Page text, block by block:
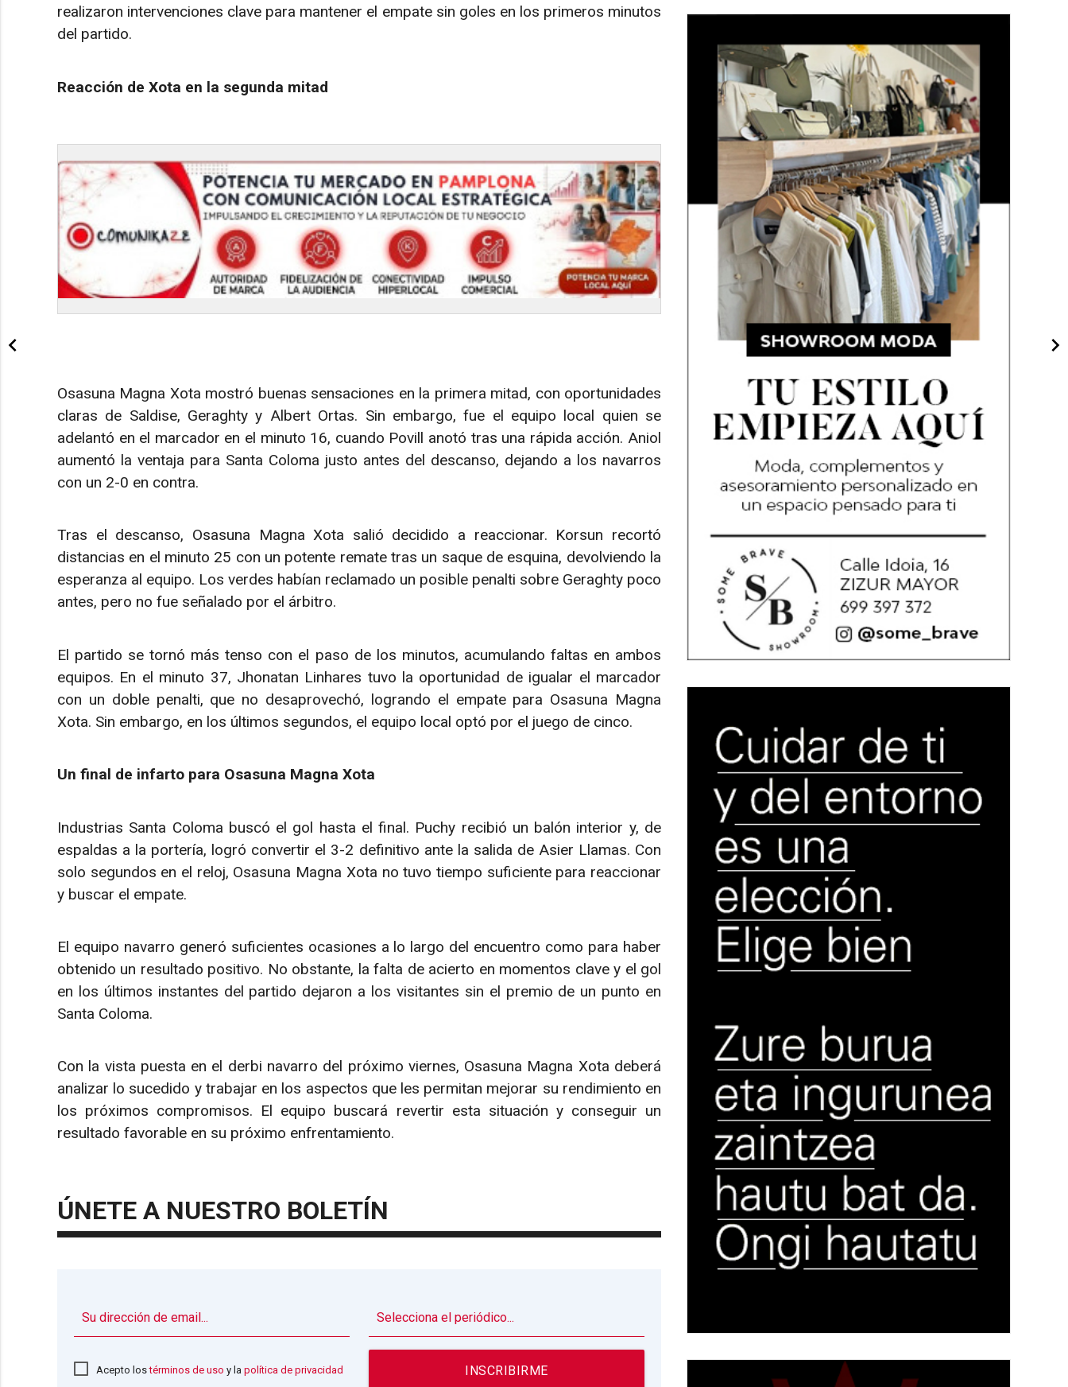
realizaron intervenciones clave para mantener el empate sin goles en los primeros minutos
del partido.
Reacción de Xota en la segunda mitad
Osasuna Magna Xota mostró buenas sensaciones en la primera mitad, con oportunidades
claras de Saldise, Geraghty y Albert Ortas. Sin embargo, fue el equipo local quien se
adelantó en el marcador en el minuto 16, cuando Povill anotó tras una rápida acción. Aniol
aumentó la ventaja para Santa Coloma justo antes del descanso, dejando a los navarros
con un 2-0 en contra.
Tras el descanso, Osasuna Magna Xota salió decidido a reaccionar. Korsun recortó
distancias en el minuto 25 con un potente remate tras un saque de esquina, devolviendo la
esperanza al equipo. Los verdes habían reclamado un posible penalti sobre Geraghty poco
antes, pero no fue señalado por el árbitro.
El partido se tornó más tenso con el paso de los minutos, acumulando faltas en ambos
equipos. En el minuto 37, Jhonatan Linhares tuvo la oportunidad de igualar el marcador
con un doble penalti, que no desaprovechó, logrando el empate para Osasuna Magna
Xota. Sin embargo, en los últimos segundos, el equipo local optó por el juego de cinco.
Un final de infarto para Osasuna Magna Xota
Industrias Santa Coloma buscó el gol hasta el final. Puchy recibió un balón interior y, de
espaldas a la portería, logró convertir el 3-2 definitivo ante la salida de Asier Llamas. Con
solo segundos en el reloj, Osasuna Magna Xota no tuvo tiempo suficiente para reaccionar
y buscar el empate.
El equipo navarro generó suficientes ocasiones a lo largo del encuentro como para haber
obtenido un resultado positivo. No obstante, la falta de acierto en momentos clave y el gol
en los últimos instantes del partido dejaron a los visitantes sin el premio de un punto en
Santa Coloma.
Con la vista puesta en el derbi navarro del próximo viernes, Osasuna Magna Xota deberá
analizar lo sucedido y trabajar en los aspectos que les permitan mejorar su rendimiento en
los próximos compromisos. El equipo buscará revertir esta situación y conseguir un
resultado favorable en su próximo enfrentamiento.
ÚNETE A NUESTRO BOLETÍN
Acepto lostérminos de uso y la política de privacidad INSCRIBIRME